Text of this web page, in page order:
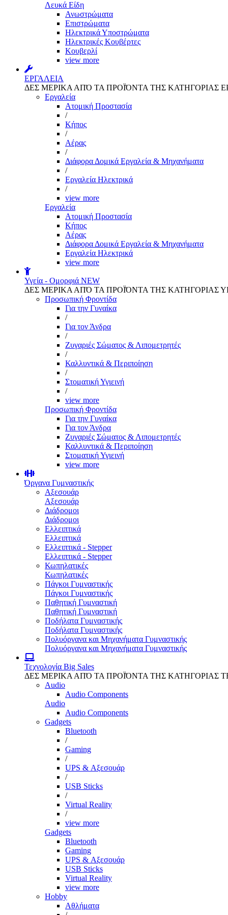
Λευκά Είδη
Ανωστρώματα
Επιστρώματα
Ηλεκτρικά Υποστρώματα
Ηλεκτρικές Κουβέρτες
Κουβερλί
view more
ΕΡΓΑΛΕΙΑ
ΔΕΣ ΜΕΡΙΚΑ ΑΠΌ ΤΑ ΠΡΟΪΌΝΤΑ ΤΗΣ ΚΑΤΗΓΟΡΙΑΣ
Εργαλεία
Aτομική Προστασία
/
Kήπος
/
Αέρας
/
Διάφορα Δομικά Εργαλεία & Μηχανήματα
/
Εργαλεία Ηλεκτρικά
/
view more
Εργαλεία
Aτομική Προστασία
Kήπος
Αέρας
Διάφορα Δομικά Εργαλεία & Μηχανήματα
Εργαλεία Ηλεκτρικά
view more
Υγεία - Ομορφιά NEW
ΔΕΣ ΜΕΡΙΚΑ ΑΠΌ ΤΑ ΠΡΟΪΌΝΤΑ ΤΗΣ ΚΑΤΗΓΟΡΙΑΣ
Προσωπική Φροντίδα
Για την Γυναίκα
/
Για τον Άνδρα
/
Ζυγαριές Σώματος & Λιπομετρητές
/
Καλλυντικά & Περιποίηση
/
Στοματική Υγιεινή
/
view more
Προσωπική Φροντίδα
Για την Γυναίκα
Για τον Άνδρα
Ζυγαριές Σώματος & Λιπομετρητές
Καλλυντικά & Περιποίηση
Στοματική Υγιεινή
view more
Όργανα Γυμναστικής
Αξεσουάρ
Αξεσουάρ
Διάδρομοι
Διάδρομοι
Ελλειπτικά
Ελλειπτικά
Ελλειπτικά - Stepper
Ελλειπτικά - Stepper
Κωπηλατικές
Κωπηλατικές
Πάγκοι Γυμναστικής
Πάγκοι Γυμναστικής
Παθητική Γυμναστική
Παθητική Γυμναστική
Ποδήλατα Γυμναστικής
Ποδήλατα Γυμναστικής
Πολυόργανα και Μηχανήματα Γυμναστικής
Πολυόργανα και Μηχανήματα Γυμναστικής
Τεχνολογία Big Sales
ΔΕΣ ΜΕΡΙΚΑ ΑΠΌ ΤΑ ΠΡΟΪΌΝΤΑ ΤΗΣ ΚΑΤΗΓΟΡΙΑΣ
Audio
Audio Components
Audio
Audio Components
Gadgets
Bluetooth
/
Gaming
/
UPS & Αξεσουάρ
/
USB Sticks
/
Virtual Reality
/
view more
Gadgets
Bluetooth
Gaming
UPS & Αξεσουάρ
USB Sticks
Virtual Reality
view more
Hobby
Αθλήματα